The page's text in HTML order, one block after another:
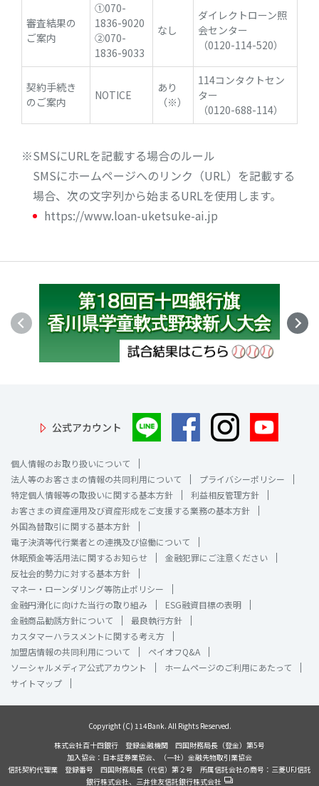
審査結果の
ご案内
①070-
1836-9020
②070-
1836-9033
なし
ダイレクトローン照
会センター
（0120-114-520）
契約手続き
のご案内
NOTICE
あり
（※）
114コンタクトセン
ター
（0120-688-114）
SMSにURLを記載する場合のルール
SMSにホームページへのリンク（URL）を記載する
場合、次の文字列から始まるURLを使用します。
https://www.loan-uketsuke-ai.jp
公式アカウント
個人情報のお取り扱いについて
法人等のお客さまの情報の共同利用について
プライバシーポリシー
特定個人情報等の取扱いに関する基本方針
利益相反管理方針
お客さまの資産運用及び資産形成をご支援する業務の基本方針
外国為替取引に関する基本方針
電子決済等代行業者との連携及び協働について
休眠預金等活用法に関するお知らせ
金融犯罪にご注意ください
反社会的勢力に対する基本方針
マネー・ローンダリング等防止ポリシー
金融円滑化に向けた当行の取り組み
ESG融資目標の表明
金融商品勧誘方針について
最良執行方針
カスタマーハラスメントに関する考え方
加盟店情報の共同利用について
ペイオフQ&A
ソーシャルメディア公式アカウント
ホームページのご利用にあたって
サイトマップ
Copyright (C) 114Bank. All Rights Reserved.
株式会社百十四銀行 登録金融機関 四国財務局長（登金）第5号
加入協会：日本証券業協会、（一社）金融先物取引業協会
信託契約代理業 登録番号 四国財務局長（代信）第２号 所属信託会社の商号：三菱UFJ信託
銀行株式会社、三井住友信託銀行株式会社